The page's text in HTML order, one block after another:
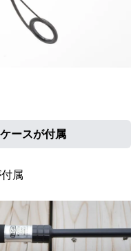
ースが付属
属